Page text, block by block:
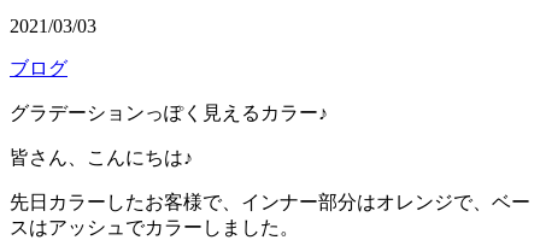
2021/03/03
ブログ
グラデーションっぽく見えるカラー♪
皆さん、こんにちは♪
先日カラーしたお客様で、インナー部分はオレンジで、ベー
スはアッシュでカラーしました。